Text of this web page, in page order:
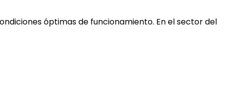
óptimas de funcionamiento. En el sector del